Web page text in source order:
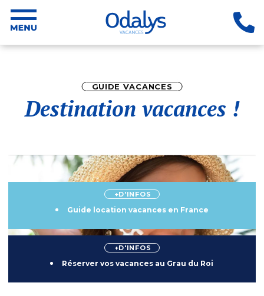
GUIDE VACANCES
Destination vacances !
+D'INFOS
Guide location vacances en France
+D'INFOS
Réserver vos vacances au Grau du Roi